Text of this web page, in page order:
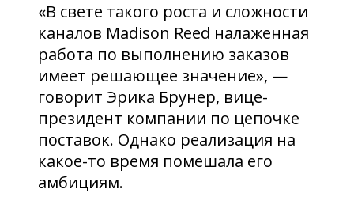
«В свете такого роста и сложности
каналов Madison Reed налаженная
работа по выполнению заказов
имеет решающее значение», —
говорит Эрика Брунер, вице-
президент компании по цепочке
поставок. Однако реализация на
какое-то время помешала его
амбициям.